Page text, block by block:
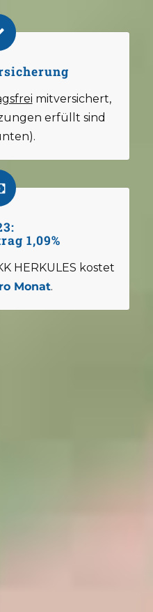
mitversichert,
erfüllt sind
1,09%
HERKULES kostet
Monat.